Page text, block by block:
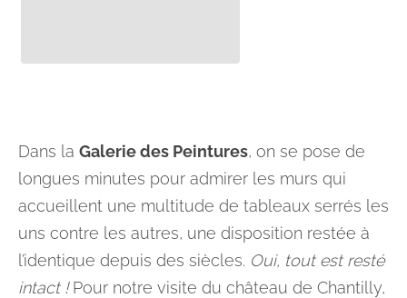
Dans la Galerie des Peintures, on se pose de
longues minutes pour admirer les murs qui
accueillent une multitude de tableaux serrés les
uns contre les autres, une disposition restée à
l’identique depuis des siècles. Oui, tout est resté
intact !Pour notre visite du château de Chantilly,